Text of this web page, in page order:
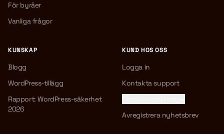
För byråer
Vanliga frågor
KUNSKAP
Blogg
WordPress-tillägg
Rapport: WordPress-säkerhet
2026
KUND HOS OSS
Logga in
Kontakta support
Avregistrera nyhetsbrev